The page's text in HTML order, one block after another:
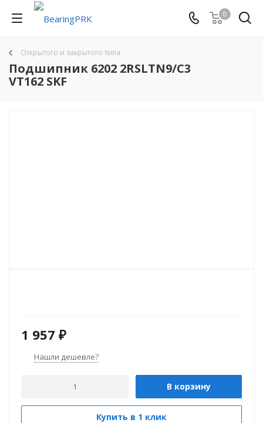
0
Открытого и закрытого типа
Подшипник 6202 2RSLTN9/C3
VT162 SKF
1 957 ₽
Нашли дешевле?
В корзину
Купить в 1 клик